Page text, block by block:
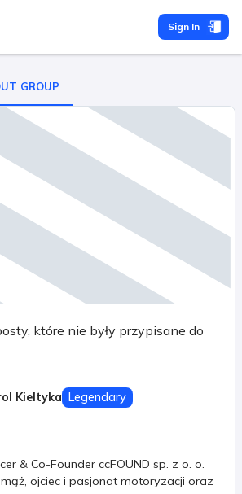
Sign In
GROUP
które nie były przypisane do
Kieltyka Legendary
& Co-Founder ccFOUND sp. z o. o.
ojciec i pasjonat motoryzacji oraz